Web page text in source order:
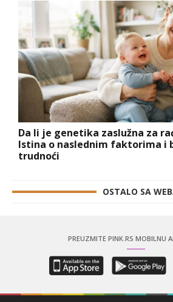
Da li je genetika zaslužna za
Istina o naslednim faktorima i
trudnoći
OSTALO SA
PREUZMITE PINK.RS MOBILNU